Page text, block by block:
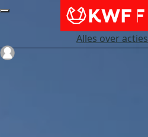
Alles over acties